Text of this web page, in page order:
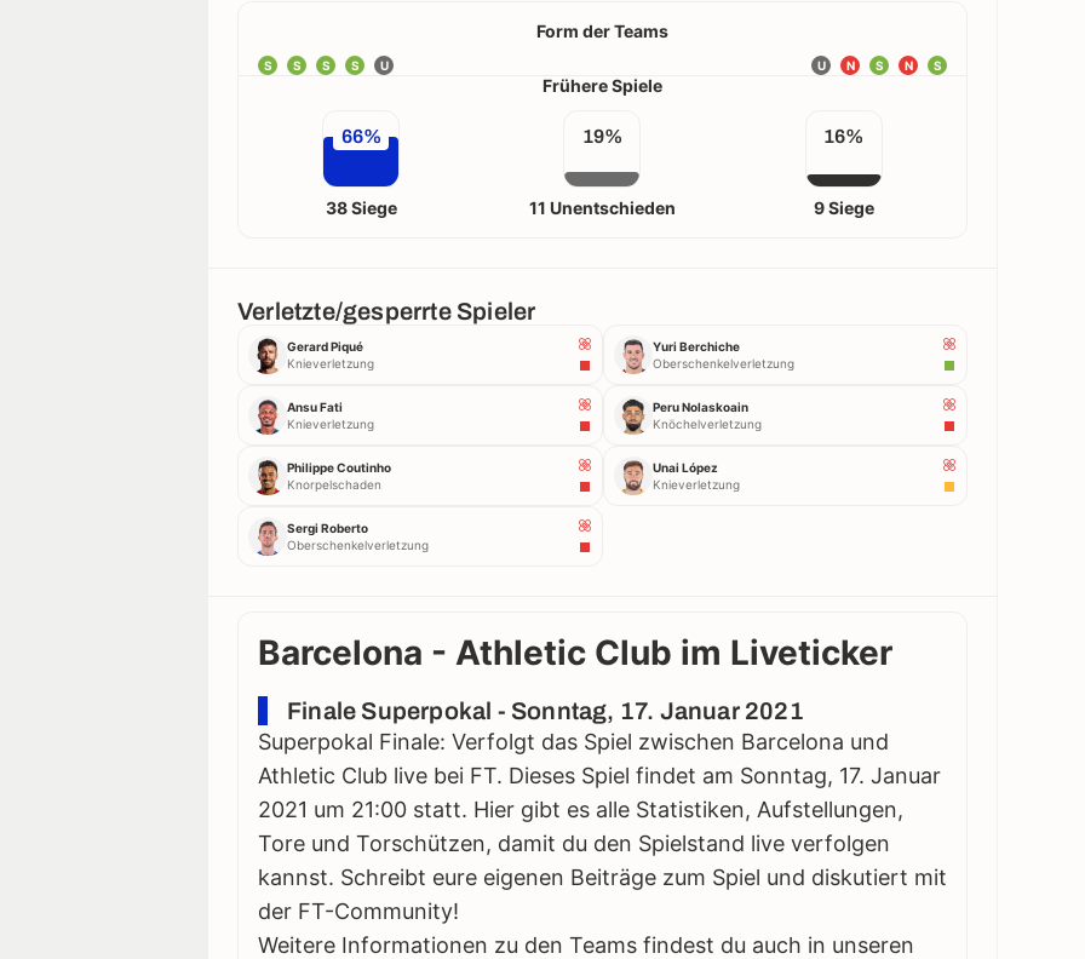
Form der Teams
S S S S U S
N
S
N
U
Frühere Spiele
66%
38 Siege
19%
11 Unentschieden
16%
9 Siege
Verletzte/gesperrte Spieler
Gerard Piqué
Knieverletzung
Ansu Fati
Knieverletzung
Philippe Coutinho
Knorpelschaden
Sergi Roberto
Oberschenkelverletzung
Yuri Berchiche
Oberschenkelverletzung
Peru Nolaskoain
Knöchelverletzung
Unai López
Knieverletzung
Barcelona - Athletic Club im Liveticker
Finale Superpokal - Sonntag, 17. Januar 2021
Superpokal Finale: Verfolgt das Spiel zwischen Barcelona und
Athletic Club live bei FT. Dieses Spiel findet am Sonntag, 17. Januar
2021 um 21:00 statt. Hier gibt es alle Statistiken, Aufstellungen,
Tore und Torschützen, damit du den Spielstand live verfolgen
kannst. Schreibt eure eigenen Beiträge zum Spiel und diskutiert mit
der FT-Community!
Weitere Informationen zu den Teams findest du auch in unseren